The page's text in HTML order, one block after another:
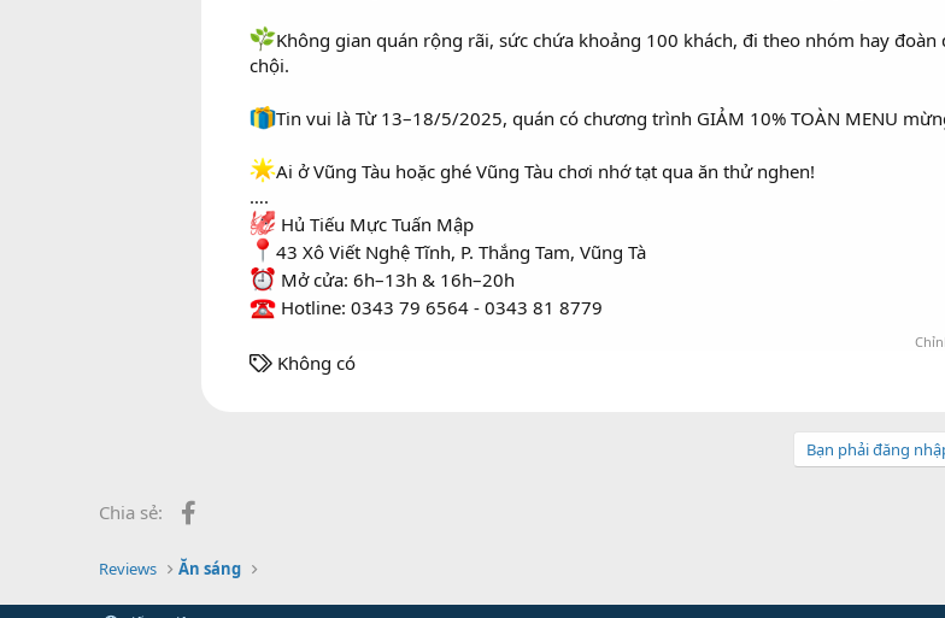
Không gian quán rộng rãi, sức chứa khoảng 100 khách, đi theo nhóm hay
chội.
Tin vui là Từ 13–18/5/2025, quán có chương trình GIẢM 10% TOÀN MENU
Ai ở Vũng Tàu hoặc ghé Vũng Tàu chơi nhớ tạt qua ăn thử nghen!
….
Hủ Tiếu Mực Tuấn Mập
43 Xô Viết Nghệ Tĩnh, P. Thắng Tam, Vũng Tà
Mở cửa: 6h–13h & 16h–20h
Hotline: 0343 79 6564 - 0343 81 8779
T
Không có
Bạn phải đăng
Chia sẻ:
Reviews Ăn sáng